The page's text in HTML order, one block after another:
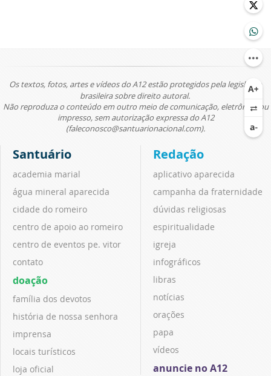
Os textos, fotos, artes e vídeos do A12 estão protegidos pela legislação
brasileira sobre direito autoral.
Não reproduza o conteúdo em outro meio de comunicação, eletrônico ou
impresso, sem autorização expressa do A12
(faleconosco@santuarionacional.com).
Santuário
academia marial
água mineral aparecida
cidade do romeiro
centro de apoio ao romeiro
centro de eventos pe. vitor
contato
doação
família dos devotos
história de nossa senhora
imprensa
locais turísticos
loja oficial
Redação
aplicativo aparecida
campanha da fraternidade
dúvidas religiosas
espiritualidade
igreja
infográficos
libras
notícias
orações
papa
vídeos
anuncie no A12